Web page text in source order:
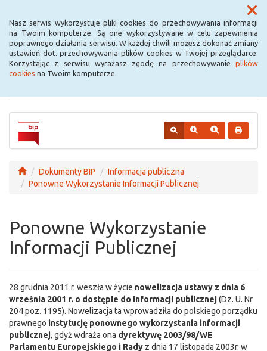
Nasz serwis wykorzystuje pliki cookies do przechowywania informacji
na Twoim komputerze. Są one wykorzystywane w celu zapewnienia
poprawnego działania serwisu. W każdej chwili możesz dokonać zmiany
ustawień dot. przechowywania plików cookies w Twojej przeglądarce.
Korzystając z serwisu wyrażasz zgodę na przechowywanie plików
cookies na Twoim komputerze.
Menu
Urząd Miejski w
Krośniewicach
Dokumenty BIP
Informacja publiczna
Ponowne Wykorzystanie Informacji Publicznej
Ponowne Wykorzystanie
Informacji Publicznej
28 grudnia 2011 r. weszła w życie nowelizacja ustawy z dnia 6
września 2001 r. o dostępie do informacji publicznej(Dz. U. Nr
204 poz. 1195). Nowelizacja ta wprowadziła do polskiego porządku
prawnego instytucję ponownego wykorzystania informacji
publicznej, gdyż wdraża ona dyrektywę 2003/98/WE
Parlamentu Europejskiego i Rady z dnia 17 listopada 2003r. w